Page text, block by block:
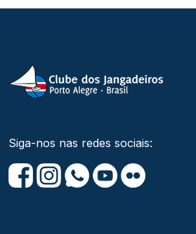
Siga-nos nas redes sociais: